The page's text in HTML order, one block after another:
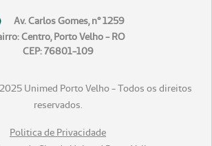
Av. Carlos Gomes, n° 1259
Centro, Porto Velho - RO
CEP: 76801-109
Unimed Porto Velho - Todos os direitos
reservados.
Politica de Privacidade